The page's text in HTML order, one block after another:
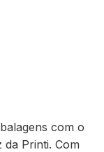
com o
Printi. Com